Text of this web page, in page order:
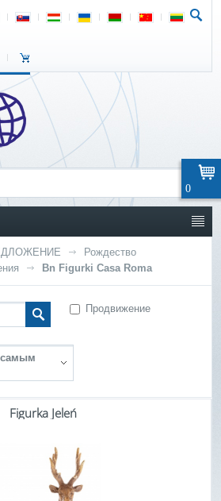
Рождество
Bn Figurki Casa Roma
Продвижение
Figurka Jeleń
0